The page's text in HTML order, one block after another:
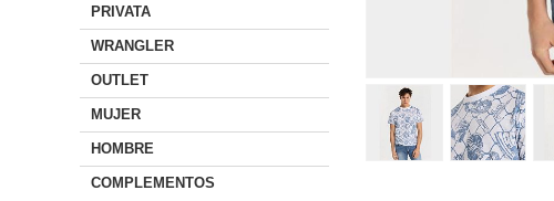
PRIVATA
WRANGLER
OUTLET
MUJER
HOMBRE
COMPLEMENTOS